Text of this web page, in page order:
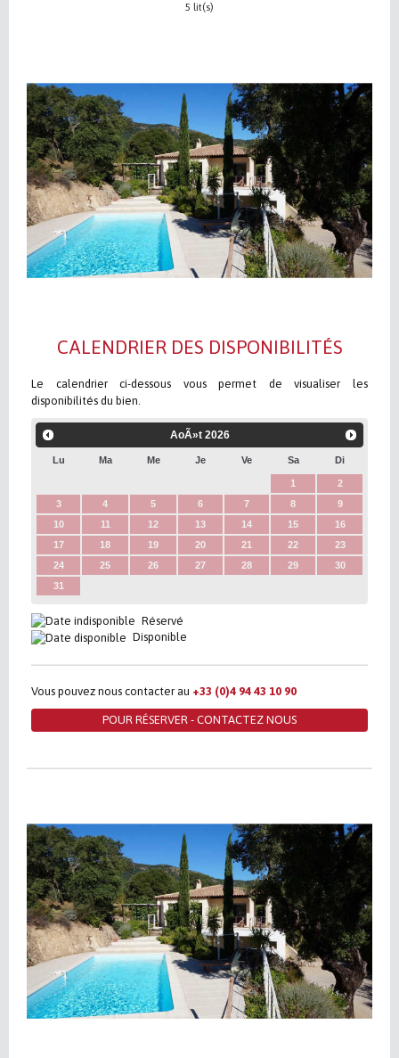
5 lit(s)
CALENDRIER DES DISPONIBILITÉS
Le calendrier ci-dessous vous permet de visualiser les
disponibilités du bien.
AoÃ»t 2026
Lu Ma Me Je Ve Sa Di
1
2
3
4 5 6 7 8
9
10
11 12 13 14 15
16
17
18 19 20 21 22
23
24
25 26 27 28 29
30
31
Réservé
Disponible
Vous pouvez nous contacter au +33 (0)4 94 43 10 90
POUR RÉSERVER - CONTACTEZ NOUS